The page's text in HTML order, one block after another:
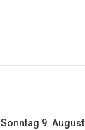
Sonntag 9. August